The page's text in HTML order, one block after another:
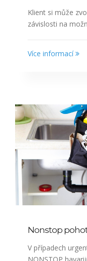
Klient si může
závislosti na
Více informací
Nonstop
V případech